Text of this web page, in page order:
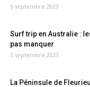
5 septembre 2023
Surf trip en Australie :
pas manquer
5 septembre 2023
La Péninsule de